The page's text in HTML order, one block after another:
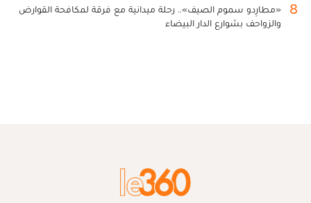
8
«مطارِدو سموم الصيف».. رحلة ميدانية مع فرقة لمكافحة القوارض
والزواحف بشوارع الدار البيضاء